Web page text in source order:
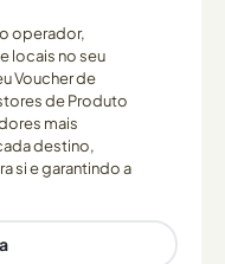
operador,
locais no seu
Voucher de
de Produto
mais
destino,
si e garantindo a